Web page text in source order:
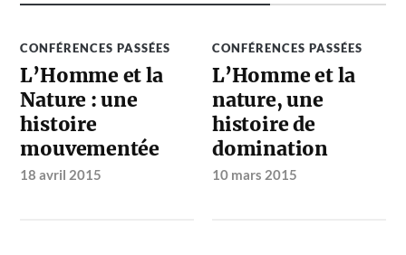
CONFÉRENCES PASSÉES
L’Homme et la
Nature : une
histoire
mouvementée
18 avril 2015
CONFÉRENCES PASSÉES
L’Homme et la
nature, une
histoire de
domination
10 mars 2015